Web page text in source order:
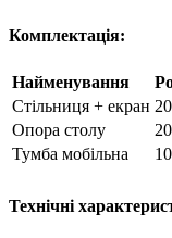
Комплектація:
Найменування
Стільниця + екран
Опора столу
Тумба мобільна
Технічні